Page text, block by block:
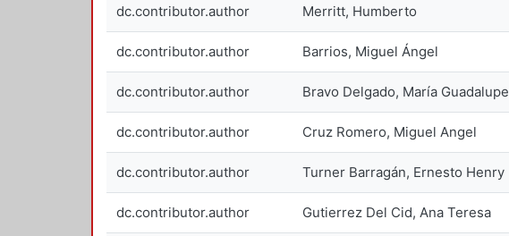
dc.contributor.author Merritt, Humberto
dc.contributor.author Barrios, Miguel Ángel
dc.contributor.author Bravo Delgado, María Guadalupe
dc.contributor.author Cruz Romero, Miguel Angel
dc.contributor.author Turner Barragán, Ernesto Henry
dc.contributor.author Gutierrez Del Cid, Ana Teresa